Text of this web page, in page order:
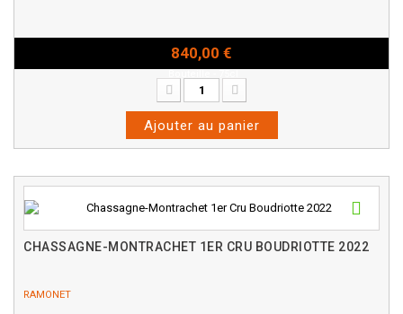
840,00 €
Ajouter au panier
CHASSAGNE-MONTRACHET 1ER CRU BOUDRIOTTE 2022
RAMONET